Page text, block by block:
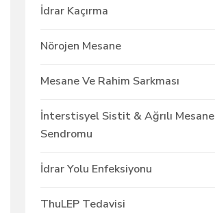
İdrar Kaçırma
Nörojen Mesane
Mesane Ve Rahim Sarkması
İnterstisyel Sistit & Ağrılı Mesane
Sendromu
İdrar Yolu Enfeksiyonu
ThuLEP Tedavisi